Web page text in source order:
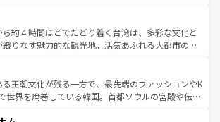
贅沢な旅のスタイルだ。 なお、新着のアメリカ
コンテンツ一覧を参照してほしい。
もてなしの心で訪れる人々を迎えてくれるハワイの
おいしいローカルフードやハワイアンミュージッ
統的なフラダンスなど、すべてがハワイの魅力を彩
に味わってほしい。 なお、新着のハワイ情報
テンツ一覧を参照してほしい。
ーフや大陸中央部にそびえるウルル（エアーズロッ
タスマニアの美しい原生林やケアンズの熱帯雨林な
どころがたくさん。また、カフェやワイン、オージ
クティビティも充実しており、サーフィンやダイ
、ハイキングなど、アウトドア好きにはたまらな
ーストラリアの多彩な魅力を存分に味わいつくそ
ら約４時間ほどでたどり着く台湾は、多彩な文化と
織りなす魅力的な観光地。活気あふれる大都市の台
ひつな山岳地帯である台湾東部など、都市の喧騒
の静けさが共存しており、訪れる人に新しい発見と
もたらしてくれる。また、奥深い台湾の食文化も魅
る王朝文化が残る一方で、最先端のファッションやK
世界を席巻している韓国。首都ソウルの宮殿や伝統